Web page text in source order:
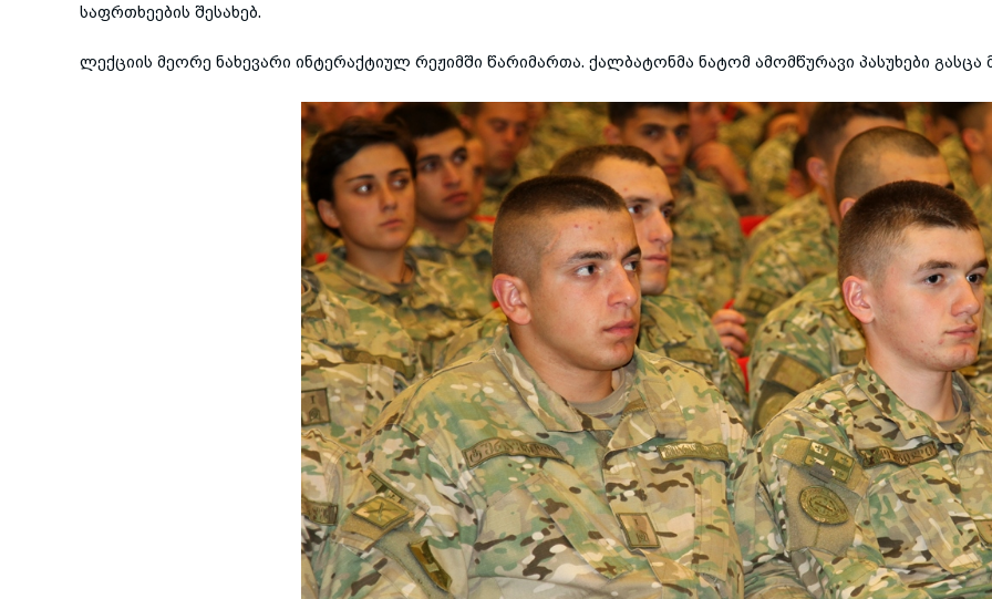
საფრთხეების შესახებ.
ლექციის მეორე ნახევარი ინტერაქტიულ რეჟიმში წარიმართა. ქალბატონმა ნატომ ამომწურავი პასუხები